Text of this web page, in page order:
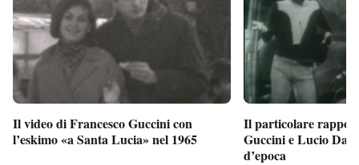
Il video di Francesco Guccini con
l’eskimo «a Santa Lucia» nel 1965
Il particolare
Guccini e Lucio
d’epoca